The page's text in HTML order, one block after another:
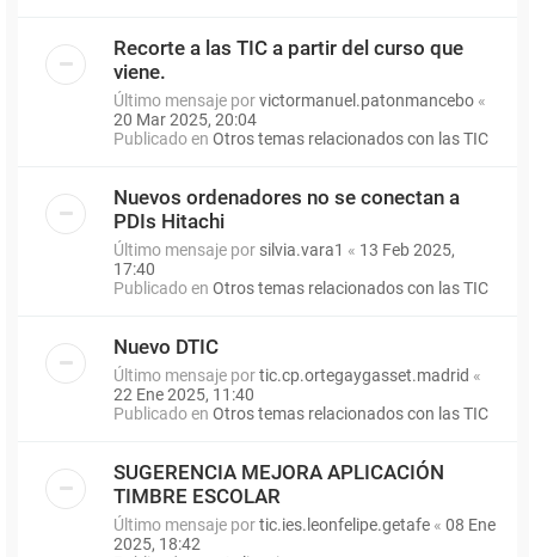
Recorte a las TIC a partir del curso que
viene.
Último mensaje porvictormanuel.patonmancebo «
20 Mar 2025, 20:04
Publicado en Otros temas relacionados con las TIC
Nuevos ordenadores no se conectan a
PDIs Hitachi
Último mensaje por silvia.vara1 « 13 Feb 2025,
17:40
Publicado en Otros temas relacionados con las TIC
Nuevo DTIC
Último mensaje portic.cp.ortegaygasset.madrid «
22 Ene 2025, 11:40
Publicado en Otros temas relacionados con las TIC
SUGERENCIA MEJORA APLICACIÓN
TIMBRE ESCOLAR
Último mensaje portic.ies.leonfelipe.getafe « 08 Ene
2025, 18:42